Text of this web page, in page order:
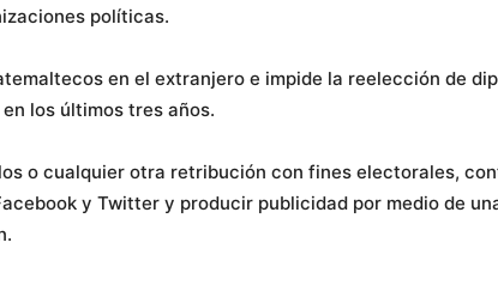
políticas.
en el extranjero e impide la reelección de
los últimos tres años.
o cualquier otra retribución con fines electorales,
y Twitter y producir publicidad por medio de